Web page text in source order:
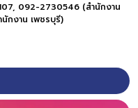
092-2730546 (สำนักงาน
กงาน เพชรบุรี)